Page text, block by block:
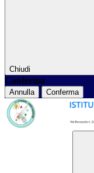
Chiudi
Conferma
Annulla Conferma